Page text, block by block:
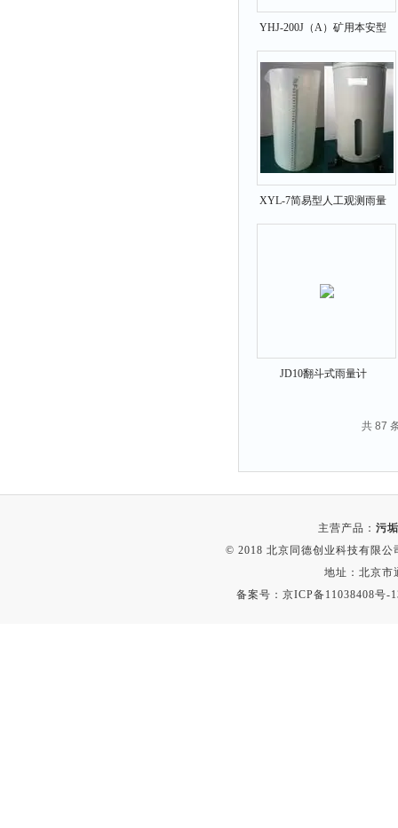
YHJ-200J（A）矿用本安型
激光测距仪
XYL-7简易型人工观测雨量
计
JD10翻斗式雨量计
共 87
主营产品： 污
© 2018 北京同德创业科技有限
地址：北京市
备案号： 京ICP备11038408号-